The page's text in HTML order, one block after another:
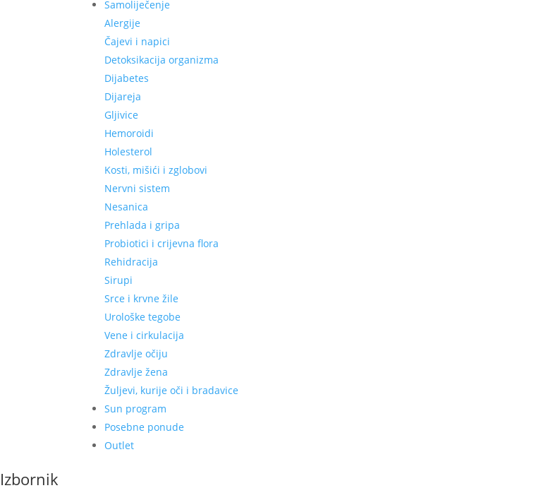
Samoliječenje
Alergije
Čajevi i napici
Detoksikacija organizma
Dijabetes
Dijareja
Gljivice
Hemoroidi
Holesterol
Kosti, mišići i zglobovi
Nervni sistem
Nesanica
Prehlada i gripa
Probiotici i crijevna flora
Rehidracija
Sirupi
Srce i krvne žile
Urološke tegobe
Vene i cirkulacija
Zdravlje očiju
Zdravlje žena
Žuljevi, kurije oči i bradavice
Sun program
Posebne ponude
Outlet
Izbornik